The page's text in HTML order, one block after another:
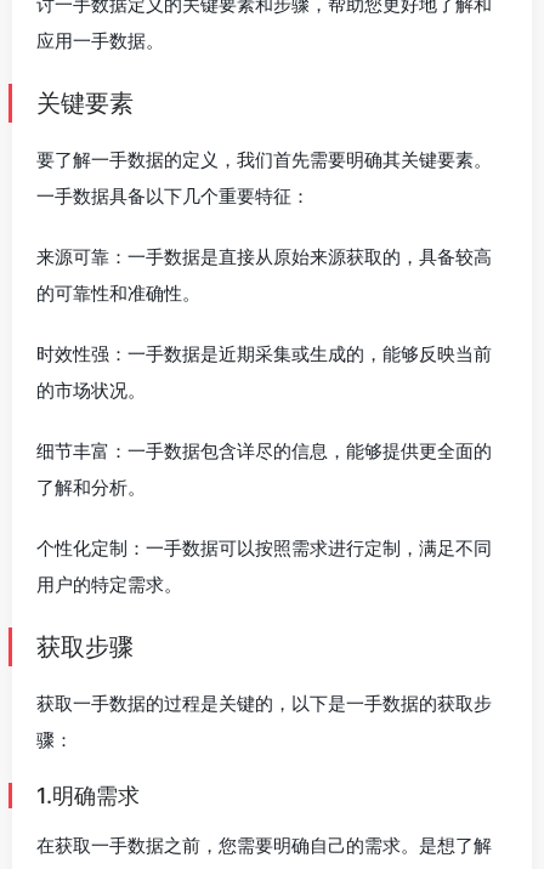
应用一手数据。
关键要素
要了解一手数据的定义，我们首先需要明确其关键要素。
一手数据具备以下几个重要特征：
来源可靠：一手数据是直接从原始来源获取的，具备较高
的可靠性和准确性。
时效性强：一手数据是近期采集或生成的，能够反映当前
的市场状况。
细节丰富：一手数据包含详尽的信息，能够提供更全面的
了解和分析。
个性化定制：一手数据可以按照需求进行定制，满足不同
用户的特定需求。
获取步骤
获取一手数据的过程是关键的，以下是一手数据的获取步
骤：
1.明确需求
在获取一手数据之前，您需要明确自己的需求。是想了解